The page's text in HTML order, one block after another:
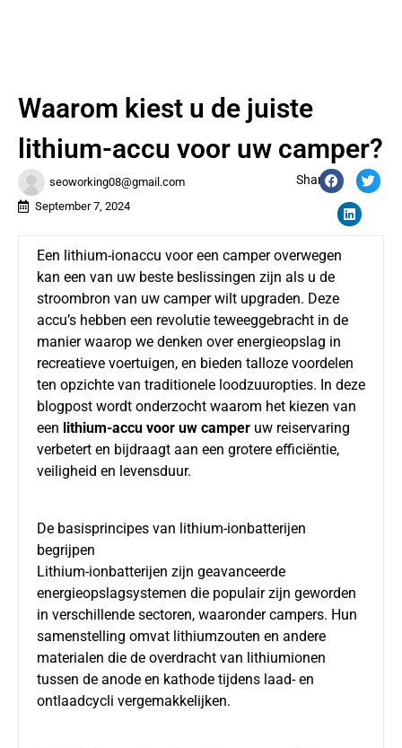
seoworking08@gmail.com
September 7, 2024
Share:
Waarom kiest u de juiste
lithium-accu voor uw camper?
Een lithium-ionaccu voor een camper overwegen
kan een van uw beste beslissingen zijn als u de
stroombron van uw camper wilt upgraden. Deze
accu’s hebben een revolutie teweeggebracht in de
manier waarop we denken over energieopslag in
recreatieve voertuigen, en bieden talloze voordelen
ten opzichte van traditionele loodzuuropties. In deze
blogpost wordt onderzocht waarom het kiezen van
een lithium-accu voor uw camper uw reiservaring
verbetert en bijdraagt aan een grotere efficiëntie,
veiligheid en levensduur.
De basisprincipes van lithium-ionbatterijen
begrijpen
Lithium-ionbatterijen zijn geavanceerde
energieopslagsystemen die populair zijn geworden
in verschillende sectoren, waaronder campers. Hun
samenstelling omvat lithiumzouten en andere
materialen die de overdracht van lithiumionen
tussen de anode en kathode tijdens laad- en
ontlaadcycli vergemakkelijken.